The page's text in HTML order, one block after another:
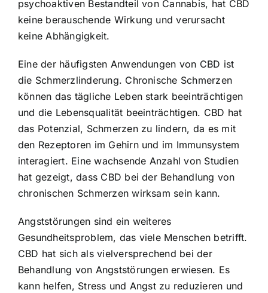
psychoaktiven Bestandteil von Cannabis, hat CBD
keine berauschende Wirkung und verursacht
keine Abhängigkeit.
Eine der häufigsten Anwendungen von CBD ist
die Schmerzlinderung. Chronische Schmerzen
können das tägliche Leben stark beeinträchtigen
und die Lebensqualität beeinträchtigen. CBD hat
das Potenzial, Schmerzen zu lindern, da es mit
den Rezeptoren im Gehirn und im Immunsystem
interagiert. Eine wachsende Anzahl von Studien
hat gezeigt, dass CBD bei der Behandlung von
chronischen Schmerzen wirksam sein kann.
Angststörungen sind ein weiteres
Gesundheitsproblem, das viele Menschen betrifft.
CBD hat sich als vielversprechend bei der
Behandlung von Angststörungen erwiesen. Es
kann helfen, Stress und Angst zu reduzieren und